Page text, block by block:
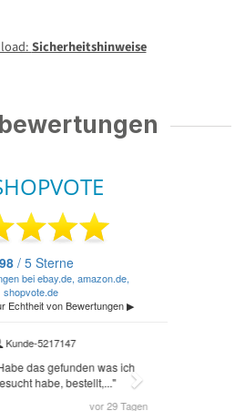
Sicherheitshinweise